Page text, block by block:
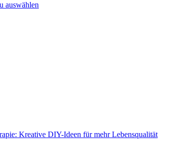
auswählen
Kreative DIY-Ideen für mehr Lebensqualität